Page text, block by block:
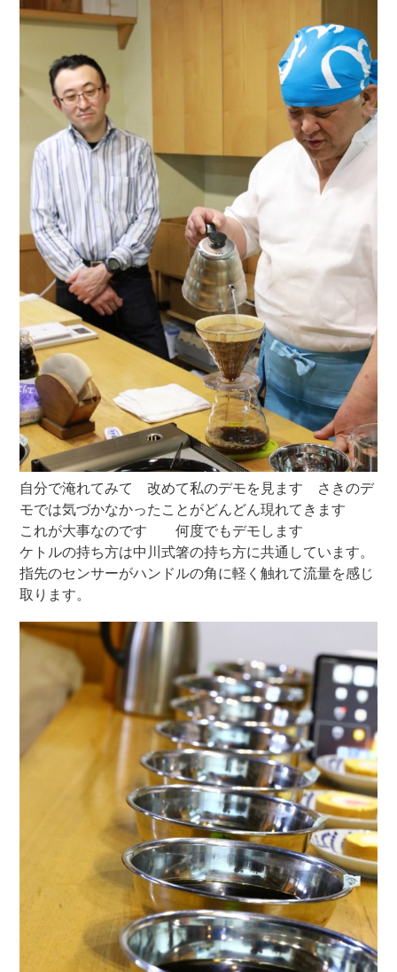
自分で淹れてみて 改めて私のデモを見ます さきのデ
モでは気づかなかったことがどんどん現れてきます
これが大事なのです 何度でもデモします
ケトルの持ち方は中川式箸の持ち方に共通しています。
指先のセンサーがハンドルの角に軽く触れて流量を感じ
取ります。